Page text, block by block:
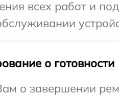
всех работ и
о готовности
о завершении